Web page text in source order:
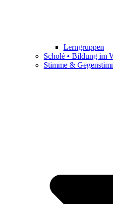
Lerngruppen
Scholé • Bildung im
Stimme &